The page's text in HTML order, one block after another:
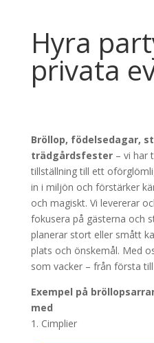
Hyra
privata
Bröllop, födelsedagar,
trädgårdsfester– vi har
tillställning till ett
in i miljön och förstärker
och magiskt. Vi levererar
fokusera på gästerna och
planerar stort eller smått
plats och önskemål. Med
som vacker – från första
Exempel på
med
1. Cimplier